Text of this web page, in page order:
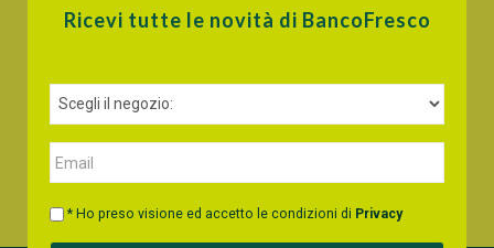
Ricevi tutte le novità di BancoFresco
* Ho preso visione ed accetto le condizioni di Privacy